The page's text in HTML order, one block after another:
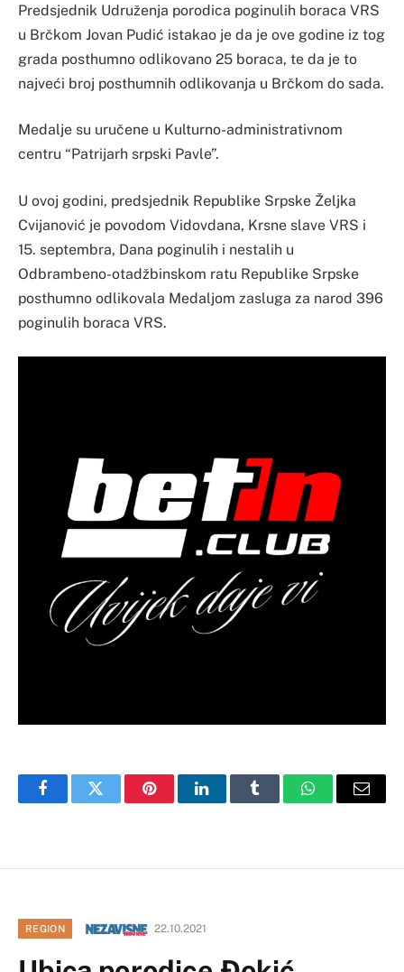
Predsjednik Udruženja porodica poginulih boraca VRS
u Brčkom Jovan Pudić istakao je da je ove godine iz tog
grada posthumno odlikovano 25 boraca, te da je to
najveći broj posthumnih odlikovanja u Brčkom do sada.
Medalje su uručene u Kulturno-administrativnom
centru “Patrijarh srpski Pavle”.
U ovoj godini, predsjednik Republike Srpske Željka
Cvijanović je povodom Vidovdana, Krsne slave VRS i
15. septembra, Dana poginulih i nestalih u
Odbrambeno-otadžbinskom ratu Republike Srpske
posthumno odlikovala Medaljom zasluga za narod 396
poginulih boraca VRS.
FacebookTwitter PinterestLinkedInTumblr WhatsAppEmail
REGION 22.10.2021